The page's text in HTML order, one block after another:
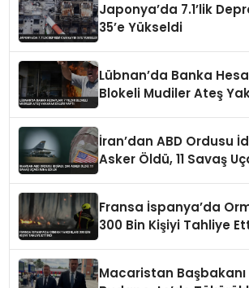
Japonya’da 7.1’lik
35’e Yükseldi
Lübnan’da Banka
Blokeli Mudiler Ateş
İran’dan ABD Ordusu
Asker Öldü, 11 Savaş
Fransa İspanya’da
300 Bin Kişiyi Tahliye
Macaristan